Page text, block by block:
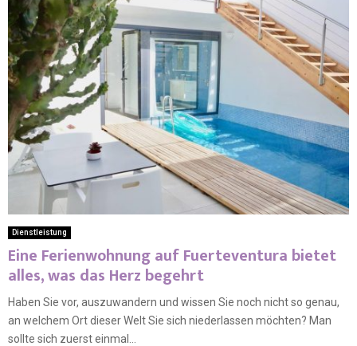
Dienstleistung
Eine Ferienwohnung auf Fuerteventura bietet
alles, was das Herz begehrt
Haben Sie vor, auszuwandern und wissen Sie noch nicht so genau,
an welchem Ort dieser Welt Sie sich niederlassen möchten? Man
sollte sich zuerst einmal...